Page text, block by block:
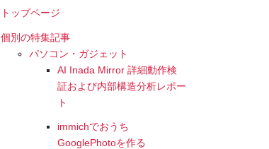
トップページ
個別の特集記事
パソコン・ガジェット
AI Inada Mirror 詳細動作検
証および内部構造分析レポー
ト
immichでおうち
GooglePhotoを作る